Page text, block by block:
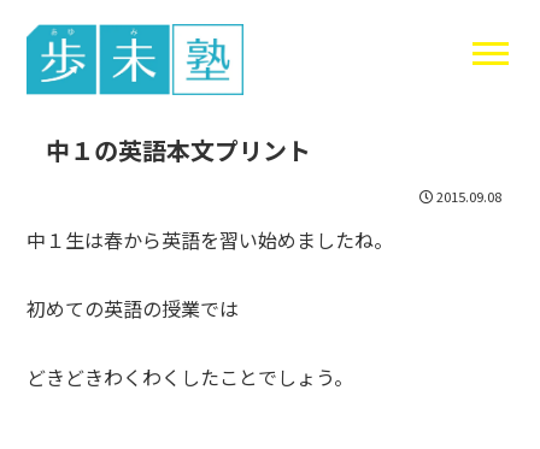
東谷中生の
中１の英語本文プリント
2015.09.08
中１生は春から英語を習い始めましたね。
初めての英語の授業では
どきどきわくわくしたことでしょう。